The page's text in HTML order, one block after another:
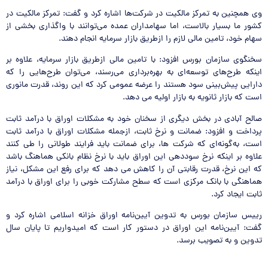
وی همچنین به تمرکز مالکیت در شرکت‌ها اشاره کرد و گفت: تمرکز مالکیت در
کشور ما بسیار بالاست، اما سهامداران عمده می‌توانند با واگذاری بخشی از
سهام خود، تامین مالی لازم را ازطریق بازار سرمایه انجام دهند.
سخنگوی سازمان بورس افزود: با تامین مالی ازطریق بازار سرمایه، علاوه بر
اینکه طرح‌های توسعه‌ای به بهره‌برداری می‌رسند، می‌توان طرح‌هایی را که
دارایی پیش‌بینی سود هستند را عرضه عمومی کرد که این روند، قدرت مانوری
است که بازار ثانویه به بازار اولیه می دهد.
صالح آبادی در بخش دیگری از سخنان خود به مشکلات اوراق با درآمد ثابت
پرداخت و افزود: ضمانت و نرخ ثابت، ازجمله مشکلات اوراق با درآمد ثابت
است، به‌گونه‌ای که شرکت ها، برای ضمانت باید فرایند طولانی را طی کنند
علاوه بر اینکه نرخ سوددهی این اوراق باید با نرخ نظام بانکی هماهنگ باشد
که این نرخ، قدرت رقابتی آن را کاهش می دهد که برای رفع این مشکل، نیاز
هماهنگی با بانک مرکزی است که سطح مشارکت خوبی را برای اوراق با درآمد
ثابت ایجاد کرد.
رییس سازمان بورس به تدوین آیین‌نامه اوراق خزانه اسلامی اشاره کرد و
گفت: آیین‌نامه این اوراق در دستور کار است که امیدواریم تا پایان سال
تدوین و به تصویب برسد.